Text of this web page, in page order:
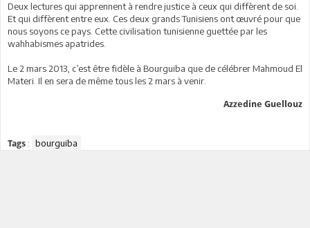
Deux lectures qui apprennent à rendre justice à ceux qui diffèrent de soi.
Et qui diffèrent entre eux. Ces deux grands Tunisiens ont œuvré pour que
nous soyons ce pays. Cette civilisation tunisienne guettée par les
wahhabismes apatrides.
Le 2 mars 2013, c’est être fidèle à Bourguiba que de célébrer Mahmoud El
Materi. Il en sera de même tous les 2 mars à venir.
Azzedine Guellouz
Tags : bourguiba